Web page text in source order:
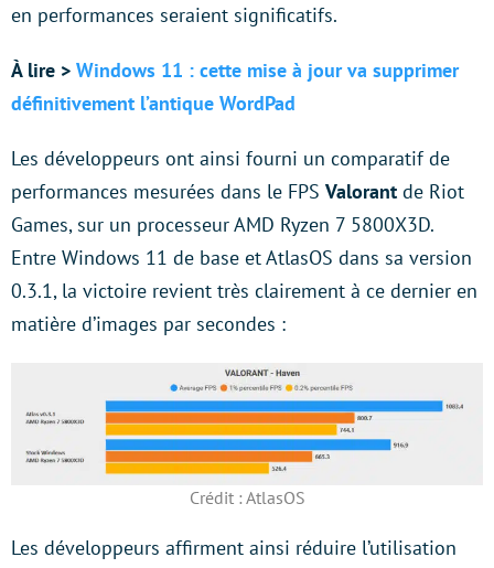
en performances seraient significatifs.
À lire > Windows 11 : cette mise à jour va supprimer
définitivement l’antique WordPad
Les développeurs ont ainsi fourni un comparatif de
performances mesurées dans le FPS Valorant de Riot
Games, sur un processeur AMD Ryzen 7 5800X3D.
Entre Windows 11 de base et AtlasOS dans sa version
0.3.1, la victoire revient très clairement à ce dernier en
matière d’images par secondes :
Crédit : AtlasOS
Les développeurs affirment ainsi réduire l’utilisation